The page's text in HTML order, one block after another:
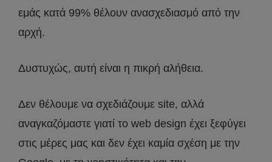
εμάς κατά 99% θέλουν ανασχεδιασμό από την
αρχή.
Δυστυχώς, αυτή είναι η πικρή αλήθεια.
Δεν θέλουμε να σχεδιάζουμε site, αλλά
αναγκαζόμαστε γιατί το web design έχει ξεφύγει
στις μέρες μας και δεν έχει καμία σχέση με την